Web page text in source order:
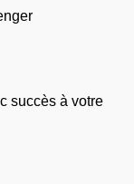
succès à votre